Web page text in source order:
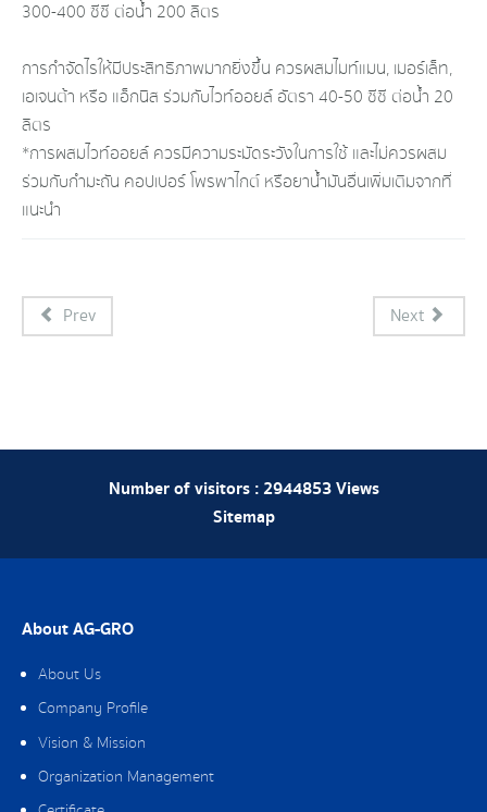
300-400 ซีซี ต่อน้ำ 200 ลิตร
การกำจัดไรให้มีประสิทธิภาพมากยิ่งขึ้น ควรผสมไมท์แมน, เมอร์เล็ท,
เอเจนต้า หรือ แอ็กนิส ร่วมกับไวท์ออยล์ อัตรา 40-50 ซีซี ต่อน้ำ 20
ลิตร
*การผสมไวท์ออยล์ ควรมีความระมัดระวังในการใช้ และไม่ควรผสม
ร่วมกับกำมะถัน คอปเปอร์ โพรพาไกต์ หรือยาน้ำมันอื่นเพิ่มเติมจากที่
แนะนำ
Prev Next
Number of visitors :2944853Views
Sitemap
About AG-GRO
About Us
Company Profile
Vision & Mission
Organization Management